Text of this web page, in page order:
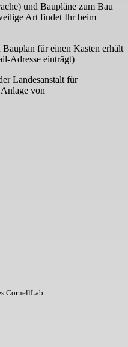
und Baupläne zum Bau
Art findet Ihr beim
Bauplan für einen Kasten erhält
Adresse einträgt)
Landesanstalt für
von
CornellLab